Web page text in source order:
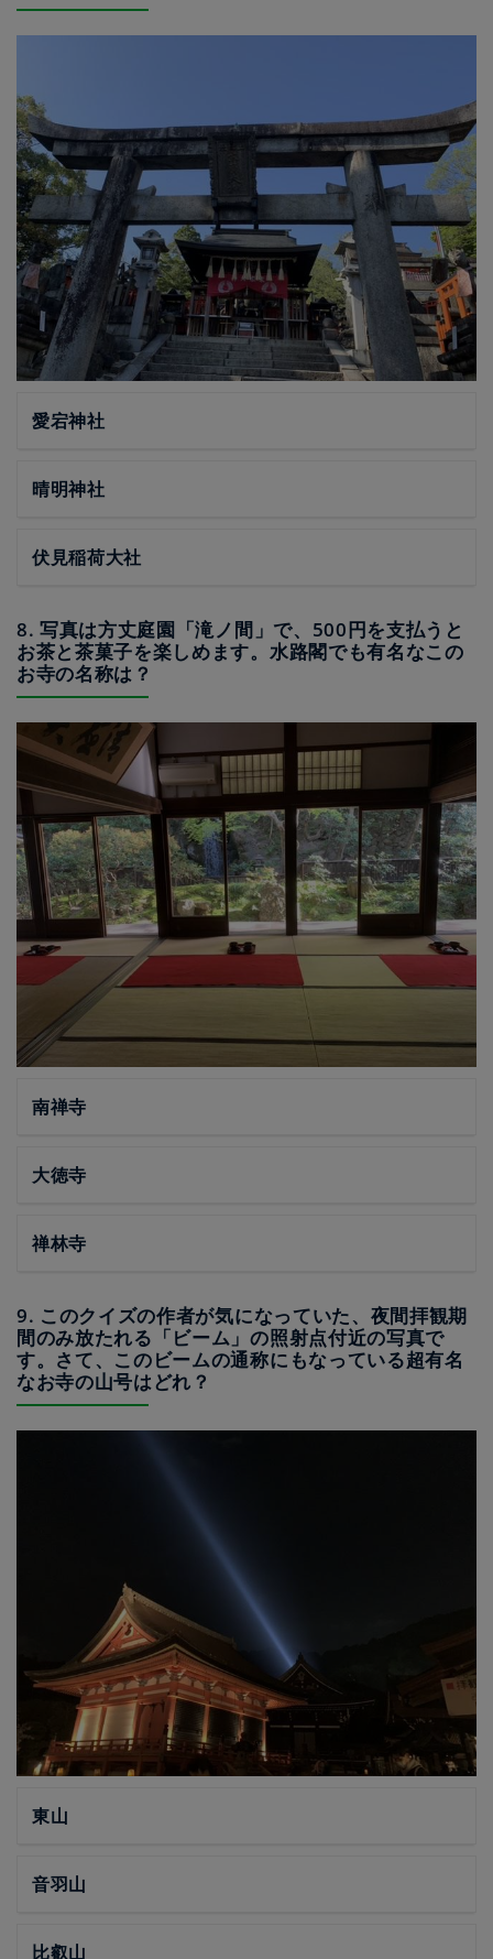
愛宕神社
晴明神社
伏見稲荷大社
8. 写真は方丈庭園「滝ノ間」で、500円を支払うと
お茶と茶菓子を楽しめます。水路閣でも有名なこの
お寺の名称は？
南禅寺
大徳寺
禅林寺
9. このクイズの作者が気になっていた、夜間拝観期
間のみ放たれる「ビーム」の照射点付近の写真で
す。さて、このビームの通称にもなっている超有名
なお寺の山号はどれ？
東山
音羽山
比叡山